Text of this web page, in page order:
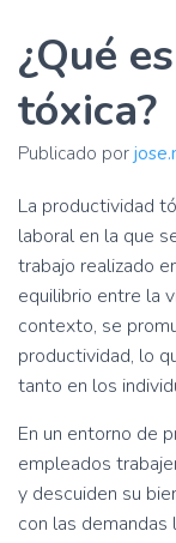
¿Qué
tóxica?
Publicado por
La productividad
laboral en la que
trabajo realizado
equilibrio entre la
contexto, se
productividad, lo
tanto en los
En un entorno de
empleados
y descuiden su
con las